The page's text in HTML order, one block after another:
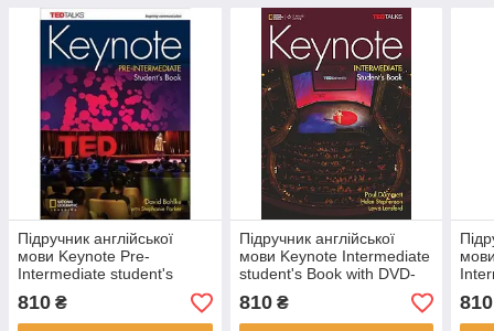
Підручник англійської
мови Keynote Pre-
Intermediate student's
Book with DVD-ROM
810 ₴
Підручник англійської
мови Keynote Intermediate
student's Book with DVD-
ROM
810₴ 810